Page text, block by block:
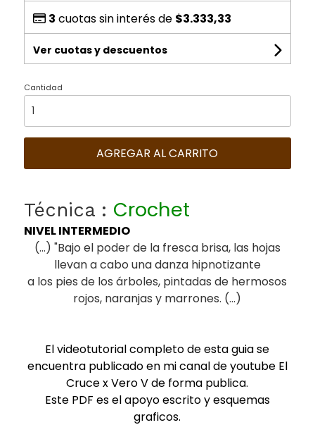
3 cuotas sin interés de $3.333,33
Ver cuotas y descuentos
Cantidad
AGREGAR AL CARRITO
Técnica : Crochet
NIVEL INTERMEDIO
(...) "Bajo el poder de la fresca brisa, las hojas
llevan a cabo una danza hipnotizante
a los pies de los árboles, pintadas de hermosos
rojos, naranjas y marrones. (...)
El videotutorial completo de esta guia se
encuentra publicado en mi canal de youtube El
Cruce x Vero V de forma publica.
Este PDF es el apoyo escrito y esquemas
graficos.